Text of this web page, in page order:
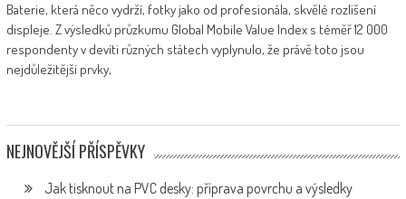
Baterie, která něco vydrží, fotky jako od profesionála, skvělé rozlišení
displeje. Z výsledků průzkumu Global Mobile Value Index s téměř 12 000
respondenty v devíti různých státech vyplynulo, že právě toto jsou
nejdůležitější prvky,
NEJNOVĚJŠÍ PŘÍSPĚVKY
Jak tisknout na PVC desky: příprava povrchu a výsledky